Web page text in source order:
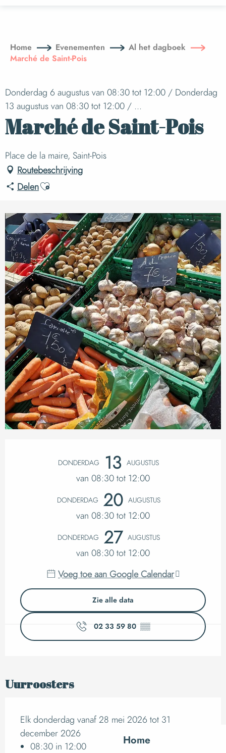
principal
Home
Home Evenementen
Al het dagboek
Marché de Saint-Pois
Donderdag 6 augustus van 08:30 tot 12:00 / Donderdag
13 augustus van 08:30 tot 12:00 / ...
Marché de Saint-Pois
Place de la maire, Saint-Pois
Routebeschrijving
DelenAjouter aux favoris
Openingstijden en
DONDERDAG 13 AUGUSTUS
van 08:30 tot 12:00
DONDERDAG 20 AUGUSTUS
van 08:30 tot 12:00
DONDERDAG 27 AUGUSTUS
van 08:30 tot 12:00
Voeg toe aan Google Calendar
Zie alle data
02 33 59 80 ▒▒
Uurroosters
Elk donderdag vanaf 28 mei 2026 tot 31
december 2026
08:30 in 12:00